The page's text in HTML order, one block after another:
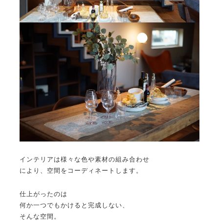
インテリアは様々な色や素材の組み合わせ
により、空間をコーディネートします。
仕上がったのは
何か一つでもかけると完成しない、
そんな空間。